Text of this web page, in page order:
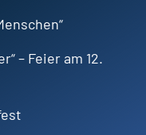
– Feier am 12.